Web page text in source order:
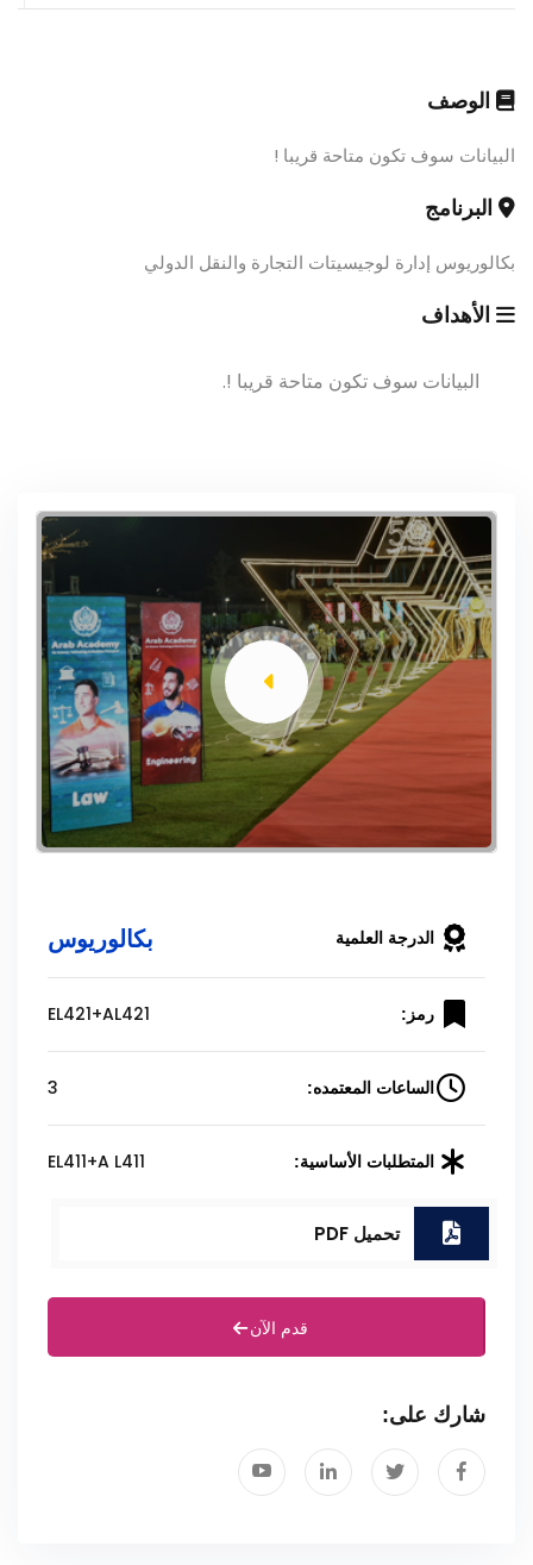
الوصف
البيانات سوف تكون متاحة قريبا !
البرنامج
بكالوريوس إدارة لوجيسيتات التجارة والنقل الدولي
الأهداف
البيانات سوف تكون متاحة قريبا !.
الدرجة العلمية بكالوريوس
رمز: EL421+AL421
الساعات المعتمده: 3
المتطلبات الأساسية: EL411+A L411
تحميل PDF
قدم الآن
شارك على: